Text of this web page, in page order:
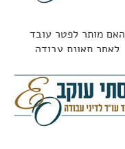
האם מותר לפטר עובד
לאחר תאונת עבודה